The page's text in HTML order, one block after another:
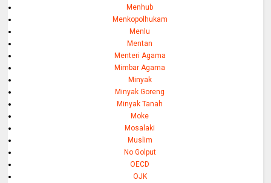
Menhub
Menkopolhukam
Menlu
Mentan
Menteri Agama
Mimbar Agama
Minyak
Minyak Goreng
Minyak Tanah
Moke
Mosalaki
Muslim
No Golput
OECD
OJK